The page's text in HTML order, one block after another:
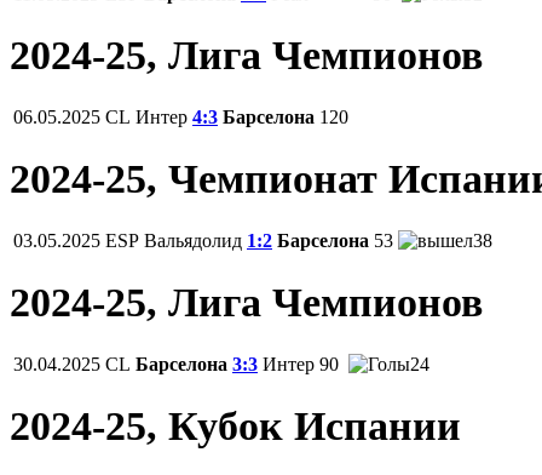
2024-25, Лига Чемпионов
06.05.2025 CL Интер 4:3 Барселона 120
2024-25, Чемпионат
03.05.2025 ESP Вальядолид 1:2 Барселона 53 38
2024-25, Лига Чемпионов
30.04.2025 CL Барселона 3:3 Интер 90 24
2024-25, Кубок Испании